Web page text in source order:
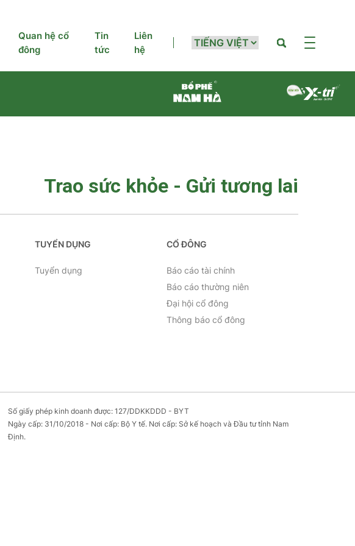
Quan hệ cổ
đông
Tin
tức
Liên
hệ
Trao sức khỏe - Gửi tương lai
TUYỂN DỤNG
Tuyển dụng
CỔ ĐÔNG
Báo cáo tài chính
Báo cáo thường niên
Đại hội cổ đông
Thông báo cổ đông
Số giấy phép kinh doanh được: 127/DDKKDDD - BYT
Ngày cấp: 31/10/2018 - Nơi cấp: Bộ Y tế. Nơi cấp: Sở kế hoạch và Đầu tư tỉnh Nam
Định.